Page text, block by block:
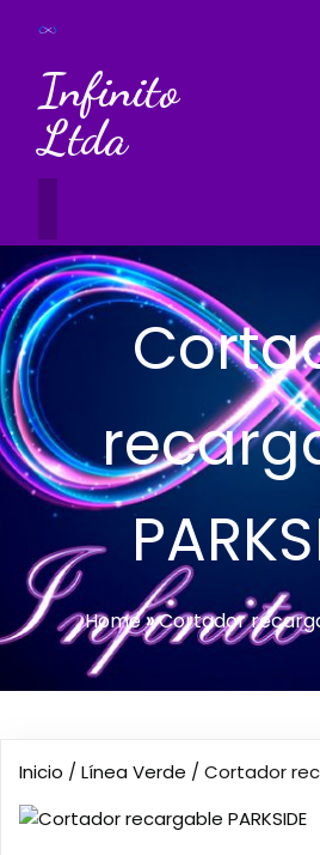
Infinito
Ltda
Home»Cortador
Inicio /Línea Verde / Cortador